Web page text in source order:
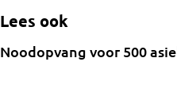
Lees ook
Noodopvang voor 500